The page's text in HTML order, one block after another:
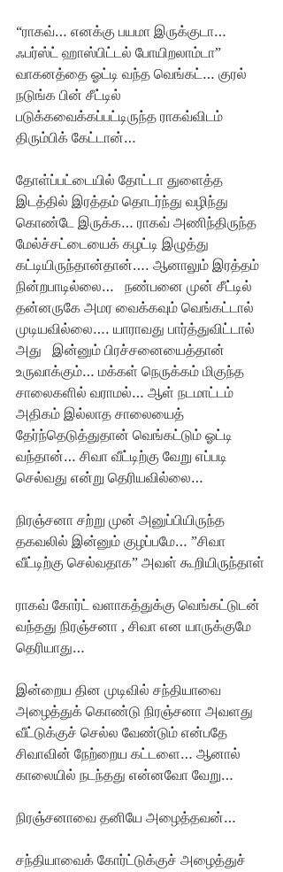
“ராகவ்… எனக்கு பயமா இருக்குடா…
ஃபர்ஸ்ட் ஹாஸ்பிட்டல் போயிறலாம்டா”
வாகனத்தை ஓட்டி வந்த வெங்கட்… குரல்
நடுங்க பின் சீட்டில்
படுக்கவைக்கப்பட்டிருந்த ராகவ்விடம்
திரும்பிக் கேட்டான்…
தோள்ப்பட்டையில் தோட்டா துளைத்த
இடத்தில் இரத்தம் தொடர்ந்து வழிந்து
கொண்டே இருக்க… ராகவ் அணிந்திருந்த
மேல்ச்சட்டையைக் கழட்டி இழுத்து
கட்டியிருந்தான்தான்…. ஆனாலும் இரத்தம்
நின்றபாடில்லை…   நண்பனை முன் சீட்டில்
தன்னருகே அமர வைக்கவும் வெங்கட்டால்
முடியவில்லை…. யாராவது பார்த்துவிட்டால்
அது   இன்னும் பிரச்சனையைத்தான்
உருவாக்கும்… மக்கள் நெருக்கம் மிகுந்த
சாலைகளில் வராமல்… ஆள் நடமாட்டம்
அதிகம் இல்லாத சாலையைத்
தேர்ந்தெடுத்துதான் வெங்கட்டும் ஓட்டி
வந்தான்… சிவா வீட்டிற்கு வேறு எப்படி
செல்வது என்று தெரியவில்லை…
நிரஞ்சனா சற்று முன் அனுப்பியிருந்த
தகவலில் இன்னும் குழப்பமே… ”சிவா
வீட்டிற்கு செல்வதாக” அவள் கூறியிருந்தாள்
ராகவ் கோர்ட் வளாகத்துக்கு வெங்கட்டுடன்
வந்தது நிரஞ்சனா , சிவா என யாருக்குமே
தெரியாது…
இன்றைய தின முடிவில் சந்தியாவை
அழைத்துக் கொண்டு நிரஞ்சனா அவளது
வீட்டுக்குச் செல்ல வேண்டும் என்பதே
சிவாவின் நேற்றைய கட்டளை… ஆனால்
காலையில் நடந்தது என்னவோ வேறு…
நிரஞ்சனாவை தனியே அழைத்தவன்…
சந்தியாவைக் கோர்ட்டுக்குச் அழைத்துச்